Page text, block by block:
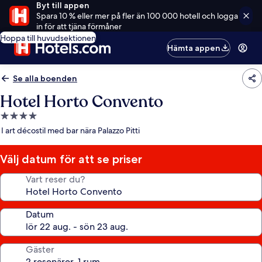
Byt till appen
Spara 10 % eller mer på fler än 100 000 hotell och logga
in för att tjäna förmåner
Hoppa till huvudsektionen
Hämta appen
Se alla boenden
Hotel Horto Convento
4.0-
stjärnigt
I art décostil med bar nära Palazzo Pitti
Välj datum för att se priser
Vart reser du?
Datum
Gäster